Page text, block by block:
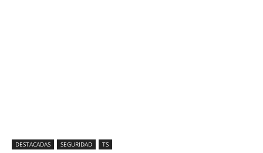
DESTACADAS SEGURIDAD TS